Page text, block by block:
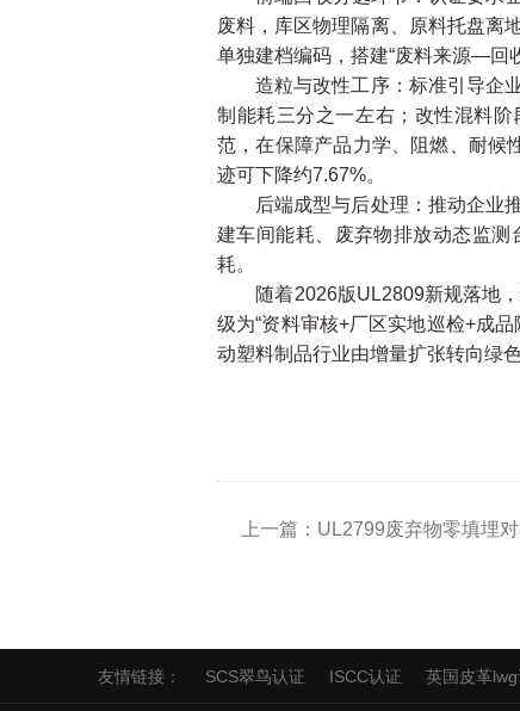
废料，库区物理隔离、原料托盘离
单独建档编码，搭建“废料来源—回
造粒与改性工序：标准引导企业
制能耗三分之一左右；改性混料
范，在保障产品力学、阻燃、耐候
迹可下降约7.67%。
后端成型与后处理：推动企业推
建车间能耗、废弃物排放动态监
耗。
随着2026版UL2809新规落地，
级为“资料审核+厂区实地巡检+成
动塑料制品行业由增量扩张转向绿色
上一篇：UL2799废弃物零填埋
友情链接： SCS翠鸟认证 ISCC认证 英国皮革